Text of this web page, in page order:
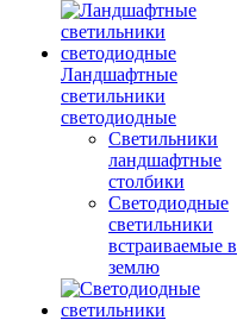
Ландшафтные
светильники
светодиодные
Светильники
ландшафтные
столбики
Светодиодные
светильники
встраиваемые в
землю